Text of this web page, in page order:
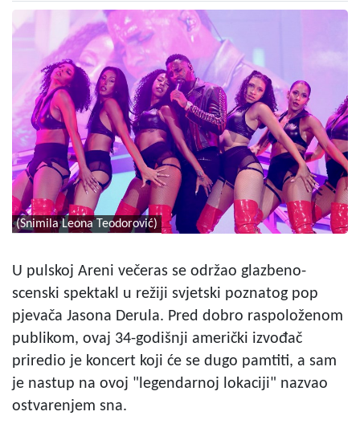
(Snimila Leona Teodorović)
U pulskoj Areni večeras se održao glazbeno-
scenski spektakl u režiji svjetski poznatog pop
pjevača Jasona Derula. Pred dobro raspoloženom
publikom, ovaj 34-godišnji američki izvođač
priredio je koncert koji će se dugo pamtiti, a sam
je nastup na ovoj "legendarnoj lokaciji" nazvao
ostvarenjem sna.